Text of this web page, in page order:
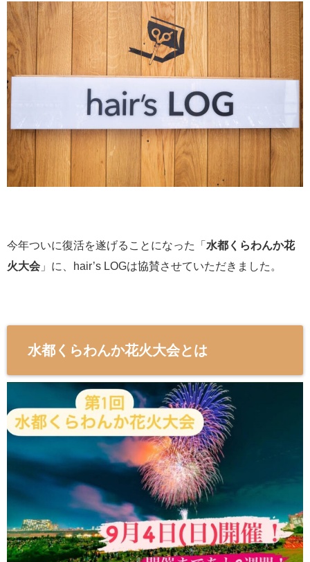
今年ついに復活を遂げることになった「 水都くらわんか花
火大会 」に、hair’s LOGは協賛させていただきました。
水都くらわんか花火大会とは